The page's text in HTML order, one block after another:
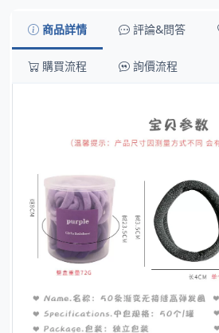
商品詳情 評論&問答
購買流程 詢價流程